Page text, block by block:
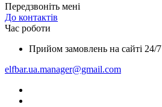
Передзвоніть мені
До контактів
Час роботи
Прийом замовлень на сайті 24/7
elfbar.ua.manager@gmail.com